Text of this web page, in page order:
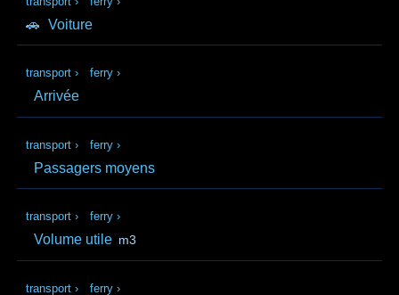
🚗 Voiture
transport › ferry ›
Arrivée
transport › ferry ›
Passagers moyens
transport › ferry ›
Volume utile m3
transport › ferry ›